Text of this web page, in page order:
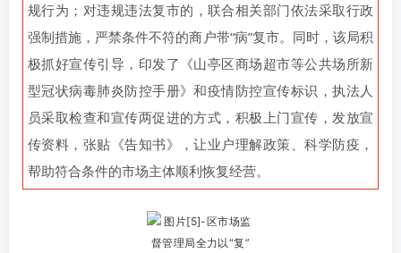
规行为； 对违规违法复市的，联合相关部门依法采取行政
强制措施，严禁条件不符的商户带“病”复市。 同时，该局积
极抓好宣传引导，印发了《山亭区商场超市等公共场所新
型冠状病毒肺炎防控手册》和疫情防控宣传标识，执法人
员采取检查和宣传两促进的方式，积极上门宣传，发放宣
传资料，张贴《告知书》，让业户理解政策、科学防疫，
帮助符合条件的市场主体顺利恢复经营。